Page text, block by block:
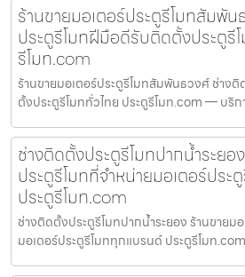
ร้านขายมอเตอร์ประตูรีโมทสัมพั
ประตูรีโมทฝีมือดีรับติดตั้งประตูรี
รีโมท.com
ร้านขายมอเตอร์ประตูรีโมทสัมพันธวงศ์ ช่าง
ตั้งประตูรีโมททั่วไทย ประตูรีโมท.com — บริก
ช่างติดตั้งประตูรีโมทปากน้ำระยอ
ประตูรีโมทที่จำหน่ายมอเตอร์ปร
ประตูรีโมท.com
ช่างติดตั้งประตูรีโมทปากน้ำระยอง ร้านขายม
มอเตอร์ประตูรีโมททุกแบรนด์ ประตูรีโมท